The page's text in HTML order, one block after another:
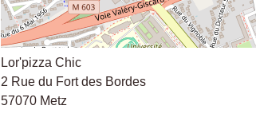
Lor'pizza Chic
2 Rue du Fort des Bordes
57070 Metz